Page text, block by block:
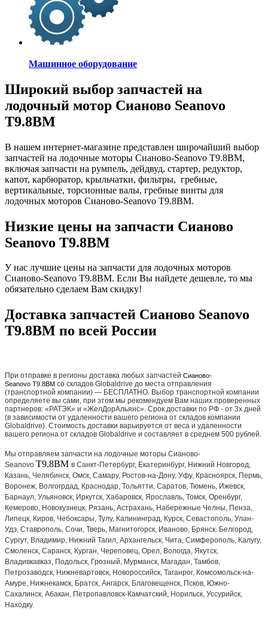
Машинное оборудование
Широкий выбор запчастей на
лодочный мотор Сианово Seanovo
T9.8BM
В нашем интернет-магазине представлен широчайший выбор
запчастей на лодочные моторы Сианово-Seanovo T9.8BM,
включая запчасти на румпель, дейдвуд, стартер, редуктор,
капот, карбюратор, крыльчатки, фильтры, гребные,
вертикальные, торсионные валы, гребные винты для
лодочных моторов Сианово-Seanovo T9.8BM.
Низкие цены на запчасти Сианово
Seanovo T9.8BM
У нас лучшие цены на запчасти для лодочных моторов
Сианово-Seanovo T9.8BM. Если Вы найдете дешевле, то мы
обязательно сделаем Вам скидку!
Доставка запчастей Сианово Seanovo
T9.8BM по всей России
При отправке в регионы доставка любых запчастей Сианово-
Seanovo T9.8BM со складов Globaldrive до места отправления
(транспортной компании) — БЕСПЛАТНО. Выбор транспортной компании
определяете вы сами, при этом мы рекомендуем Вам наших проверенных
партнеров: «РАТЭК» и «ЖелДорАльянс». Срок доставки по РФ - от 3х дней
(в зависимости от удаленности вашего региона от складов компании
Globaldrive). Стоимость доставки варьируется от веса и удаленности
вашего региона от складов Globaldrive и составляет в среднем 500 рублей.
Мы отправляем запчасти на лодочные моторы Сианово-
Seanovo T9.8BM в Санкт-Петербург, Екатеринбург, Нижний Новгород,
Казань, Челябинск, Омск, Самару, Ростов-на-Дону, Уфу, Красноярск, Пермь,
Воронеж, Волгогрдад, Краснодар, Тольятти, Саратов, Тюмень, Ижевск,
Барнаул, Ульяновск, Иркутск, Хабаровск, Ярославль, Томск, Оренбург,
Кемерово, Новокузнецк, Рязань, Астрахань, Набережные Челны, Пенза,
Липецк, Киров, Чебоксары, Тулу, Калининград, Курск, Севастополь, Улан-
Удэ, Ставрополь, Сочи, Тверь, Магнитогорск, Иваново, Брянск. Белгород,
Сургут, Владимир, Нижний Тагил, Архангельск, Чита, Симферополь, Калугу,
Смоленск, Саранск, Курган, Череповец, Орел, Вологда, Якутск,
Владивкавказ, Подольск, Грозный, Мурманск, Магадан, Тамбов,
Петрозаводск, Нижневартовск, Новороссийск, Таганрог, Комсомольск-на-
Амуре, Нижнекамск, Братск, Ангарск, Благовещенск, Псков, Южно-
Сахалинск, Абакан, Петропавловск-Камчатский, Норильск, Уссурийск,
Находку.